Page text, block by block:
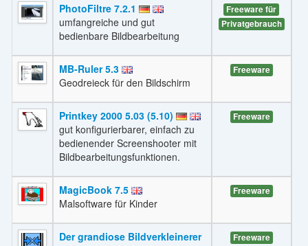
PhotoFiltre 7.2.1
umfangreiche und gut
bedienbare Bildbearbeitung
Freeware für
Privatgebrauch
MB-Ruler 5.3
Geodreieck für den Bildschirm
Freeware
Printkey 2000 5.03 (5.10)
gut konfigurierbarer, einfach zu
bedienender Screenshooter mit
Bildbearbeitungsfunktionen.
Freeware
MagicBook 7.5
Malsoftware für Kinder
Freeware
Der grandiose Bildverkleinerer
Freeware